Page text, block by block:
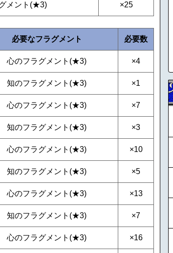
メント(★3) ×25
必要なフラグメント 必要数
心のフラグメント(★3) ×4
知のフラグメント(★3) ×1
心のフラグメント(★3) ×7
知のフラグメント(★3) ×3
心のフラグメント(★3) ×10
知のフラグメント(★3) ×5
心のフラグメント(★3) ×13
知のフラグメント(★3) ×7
心のフラグメント(★3) ×16